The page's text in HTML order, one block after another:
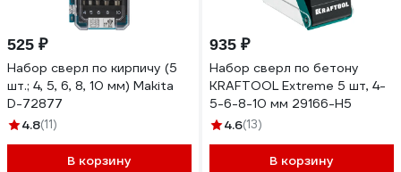
525 ₽
Набор сверл по кирпичу (5
шт.; 4, 5, 6, 8, 10 мм) Makita
D-72877
4.8(11)
В корзину
935 ₽
Набор сверл по бетону
KRAFTOOL Extreme 5 шт, 4-
5-6-8-10 мм 29166-H5
4.6(13)
В корзину